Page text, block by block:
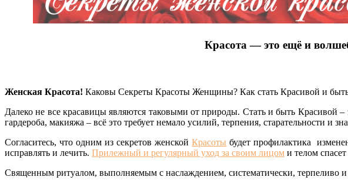
Красота — это ещё и
Женская Красота! Каковы Секреты Красоты Женщины? Как стать Красивой и
Далеко не все красавицы являются таковыми от природы. Стать и быть Красивой
гардероба, макияжа – всё это требует немало усилий, терпения, старательности и
Согласитесь, что одним из секретов женскойКрасоты будет профилактика
исправлять и лечить. Прилежный и регулярный уход за своим лицом и телом
Священным ритуалом, выполняемым с наслаждением, систематически, терпеливо